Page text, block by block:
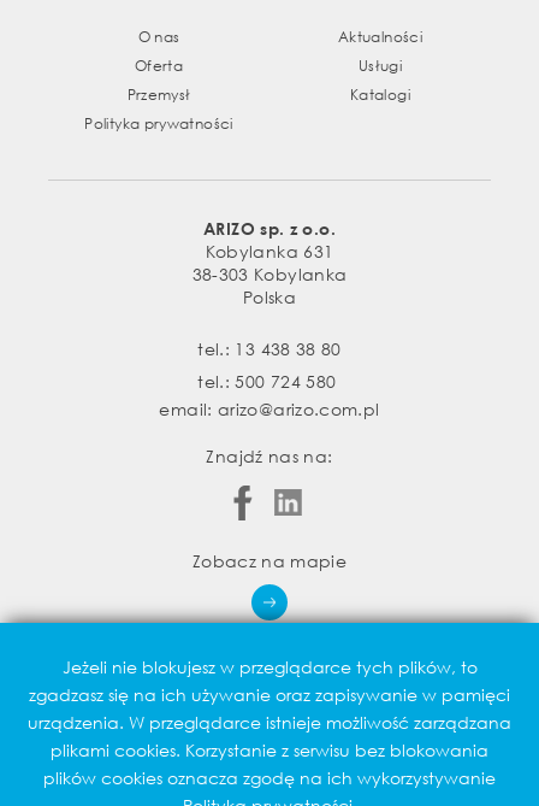
Jeżeli nie blokujesz w przeglądarce tych plików, to
zgadzasz się na ich używanie oraz zapisywanie w pamięci
urządzenia. W przeglądarce istnieje możliwość zarządzana
plikami cookies. Korzystanie z serwisu bez blokowania
plików cookies oznacza zgodę na ich wykorzystywanie
Realizacja:
O nas
Aktualności
Oferta
Usługi
Przemysł
Katalogi
Polityka prywatności
ARIZO sp. z o.o.
Kobylanka 631
38-303 Kobylanka
Polska
tel.: 13 438 38 80
tel.:500 724 580
email:arizo@arizo.com.pl
Znajdź nas na:
Zobacz na mapie